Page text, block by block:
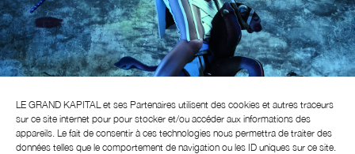
LE GRAND KAPITAL et ses Partenaires utilisent des cookies et autres traceurs
sur ce site internet pour pour stocker et/ou accéder aux informations des
appareils. Le fait de consentir à ces technologies nous permettra de traiter des
données telles que le comportement de navigation ou les ID uniques sur ce site.
GALERIE
Navigation
de
l’article